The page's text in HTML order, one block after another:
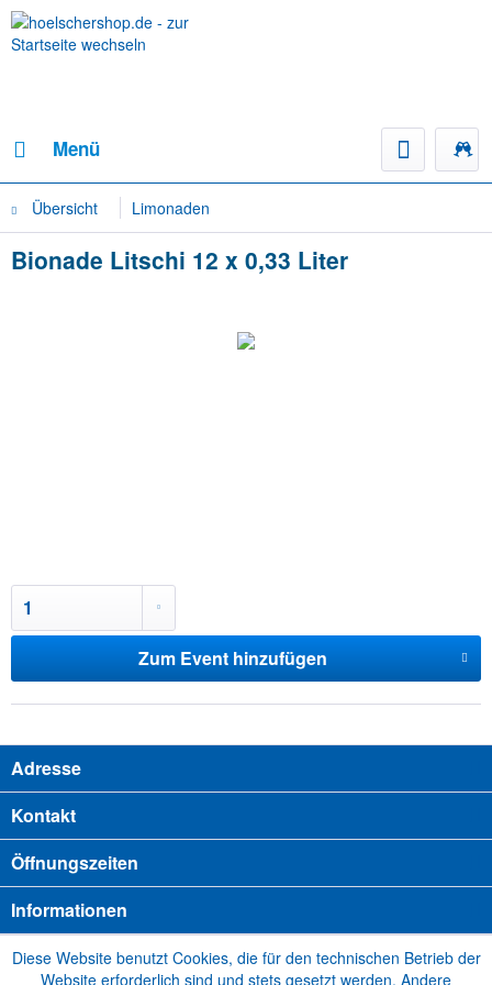
Menü
Übersicht Limonaden
Bionade Litschi 12 x 0,33 Liter
Zum Event hinzufügen
Adresse
Kontakt
Öffnungszeiten
Informationen
Diese Website benutzt Cookies, die für den technischen Betrieb der
Website erforderlich sind und stets gesetzt werden. Andere